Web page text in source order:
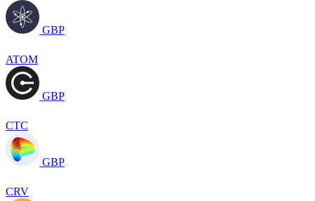
GBP
ATOM
GBP
CTC
GBP
CRV